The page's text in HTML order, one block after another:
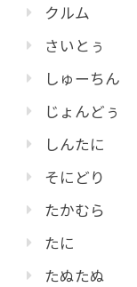
クルム
さいとぅ
しゅーちん
じょんどぅ
しんたに
そにどり
たかむら
たに
たぬたぬ